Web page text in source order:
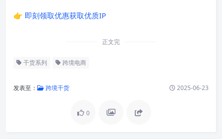
👉 即刻领取优惠获取优质IP
正文完
干货系列 跨境电商
发表至： 跨境干货 2025-06-23
0